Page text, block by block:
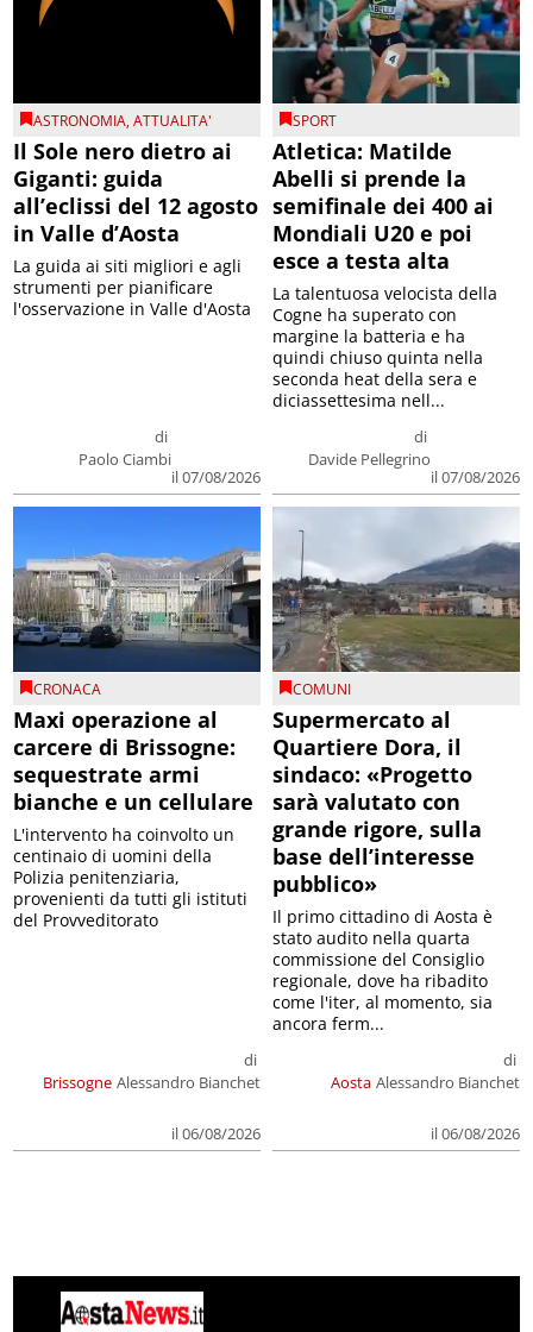
ASTRONOMIA,ATTUALITA'
Il Sole nero dietro ai
Giganti: guida
all’eclissi del 12 agosto
in Valle d’Aosta
di
Paolo Ciambi
il 07/08/2026
La guida ai siti migliori e agli
strumenti per pianificare
l'osservazione in Valle d'Aosta
SPORT
Atletica: Matilde
Abelli si prende la
semifinale dei 400 ai
Mondiali U20 e poi
esce a testa alta
di
Davide Pellegrino
il 07/08/2026
La talentuosa velocista della
Cogne ha superato con
margine la batteria e ha
quindi chiuso quinta nella
seconda heat della sera e
diciassettesima nell...
CRONACA
Maxi operazione al
carcere di Brissogne:
sequestrate armi
bianche e un cellulare
Brissogne
di
Alessandro Bianchet
il 06/08/2026
L'intervento ha coinvolto un
centinaio di uomini della
Polizia penitenziaria,
provenienti da tutti gli istituti
del Provveditorato
COMUNI
Supermercato al
Quartiere Dora, il
sindaco: «Progetto
sarà valutato con
grande rigore, sulla
base dell’interesse
pubblico»
Aosta
di
Alessandro Bianchet
il 06/08/2026
Il primo cittadino di Aosta è
stato audito nella quarta
commissione del Consiglio
regionale, dove ha ribadito
come l'iter, al momento, sia
ancora ferm...